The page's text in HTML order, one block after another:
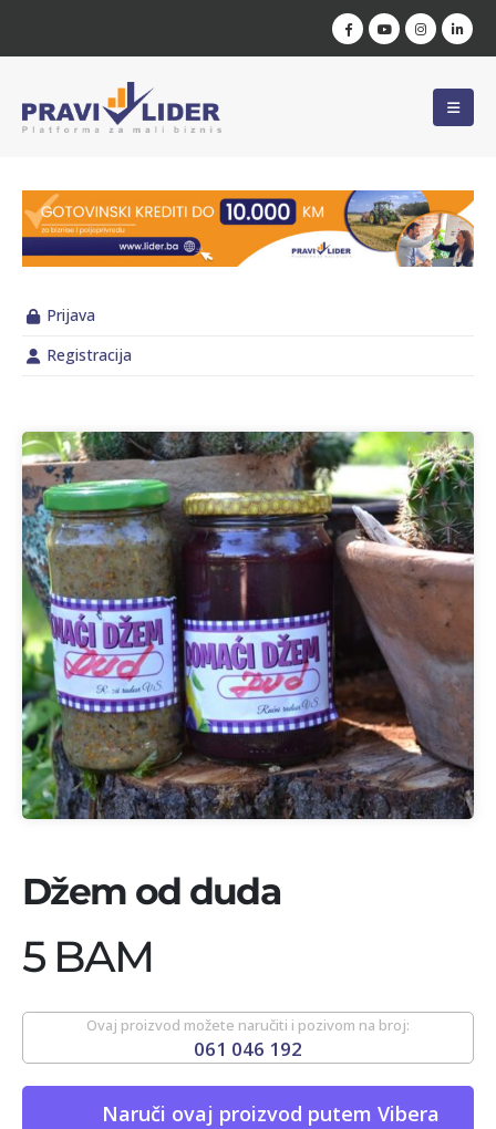
Prijava
Registracija
Džem od duda
5 BAM
Ovaj proizvod možete naručiti i pozivom na broj:
061 046 192
Naruči ovaj proizvod putem Vibera